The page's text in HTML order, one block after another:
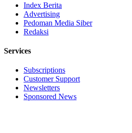
Index Berita
Advertising
Pedoman Media Siber
Redaksi
Services
Subscriptions
Customer Support
Newsletters
Sponsored News